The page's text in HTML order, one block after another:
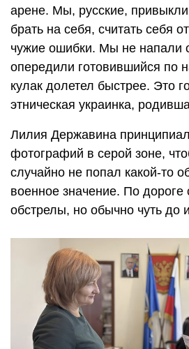
арене. Мы, русские,
брать на себя, считать себя
чужие ошибки. Мы не напали
опередили готовившийся по
кулак долетел быстрее. Это
этническая украинка,
Лилия Державина
фотографий в серой зоне,
случайно не попал какой-то
военное значение. По дороге
обстрелы, но обычно чуть до